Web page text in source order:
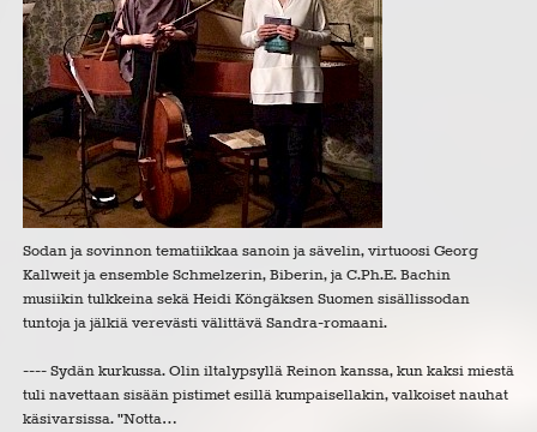
Sodan ja sovinnon tematiikkaa sanoin ja sävelin, virtuoosi Georg
Kallweit ja ensemble Schmelzerin, Biberin, ja C.Ph.E. Bachin
musiikin tulkkeina sekä Heidi Köngäksen Suomen sisällissodan
tuntoja ja jälkiä verevästi välittävä Sandra-romaani.
---- Sydän kurkussa. Olin iltalypsyllä Reinon kanssa, kun kaksi miestä
tuli navettaan sisään pistimet esillä kumpaisellakin, valkoiset nauhat
käsivarsissa. "Notta…